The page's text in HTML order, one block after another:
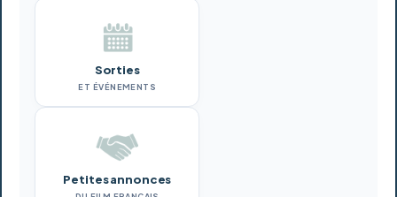
Sorties
ET ÉVÉNEMENTS
Petites annonces